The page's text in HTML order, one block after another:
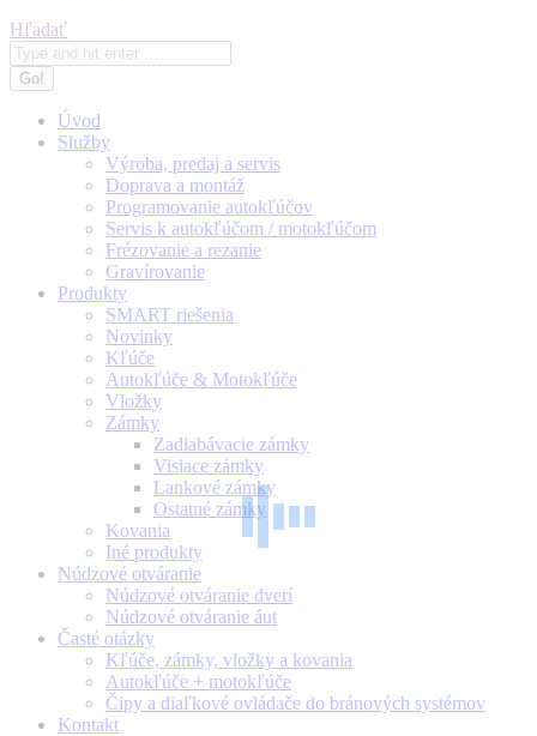
Search:
Hľadať
Úvod
Služby
Výroba, predaj a servis
Doprava a montáž
Programovanie autokľúčov
Servis k autokľúčom / motokľúčom
Frézovanie a rezanie
Gravírovanie
Produkty
SMART riešenia
Novinky
Kľúče
Autokľúče & Motokľúče
Vložky
Zámky
Zadlabávacie zámky
Visiace zámky
Lankové zámky
Ostatné zámky
Kovania
Iné produkty
Núdzové otváranie
Núdzové otváranie dverí
Núdzové otváranie áut
Časté otázky
Kľúče, zámky, vložky a kovania
Autokľúče + motokľúče
Čipy a diaľkové ovládače do bránových systémov
Kontakt